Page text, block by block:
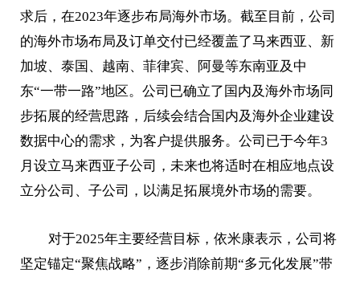
求后，在2023年逐步布局海外市场。截至目前，公司
的海外市场布局及订单交付已经覆盖了马来西亚、新
加坡、泰国、越南、菲律宾、阿曼等东南亚及中
东“一带一路”地区。公司已确立了国内及海外市场同
步拓展的经营思路，后续会结合国内及海外企业建设
数据中心的需求，为客户提供服务。公司已于今年3
月设立马来西亚子公司，未来也将适时在相应地点设
立分公司、子公司，以满足拓展境外市场的需要。
对于2025年主要经营目标，依米康表示，公司将
坚定锚定“聚焦战略”，逐步消除前期“多元化发展”带